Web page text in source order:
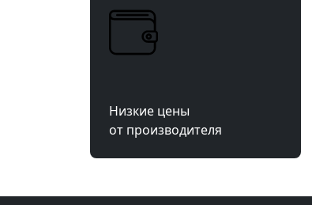
Низкие цены
от производителя